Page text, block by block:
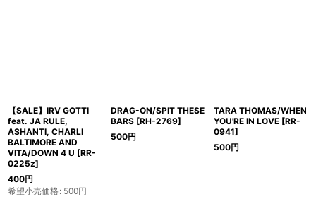
【SALE】IRV GOTTI
feat. JA RULE,
ASHANTI, CHARLI
BALTIMORE AND
VITA/DOWN 4 U [RR-
0225z]
400円
希望小売価格: 500円
DRAG-ON/SPIT THESE
BARS [RH-2769]
500円
TARA THOMAS/WHEN
YOU'RE IN LOVE [RR-
0941]
500円